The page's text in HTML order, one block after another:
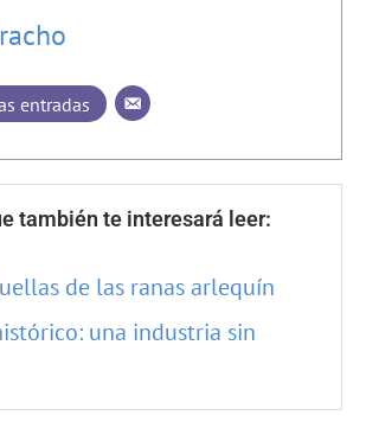
entradas
también te interesará leer:
de las ranas arlequín
una industria sin